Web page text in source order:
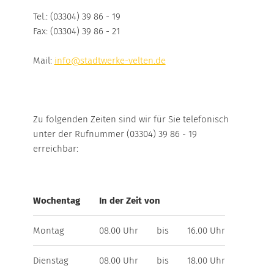
WEITERE INFORMATIONEN
ERDGAS
HEIZGAS
KOCHGAS
MARKTPARTNER
HAFEN
UMLAND
WÄRMEPUMPE
Marktpartner
Netzanschluss
Tel.: (03304) 39 86 - 19
Fax: (03304) 39 86 - 21
Mail: info@stadtwerke-velten.de
Zu folgenden Zeiten sind wir für Sie telefonisch
unter der Rufnummer (03304) 39 86 - 19
erreichbar:
Wochentag In der Zeit von
Montag 08.00 Uhr bis 16.00 Uhr
Dienstag 08.00 Uhr bis 18.00 Uhr